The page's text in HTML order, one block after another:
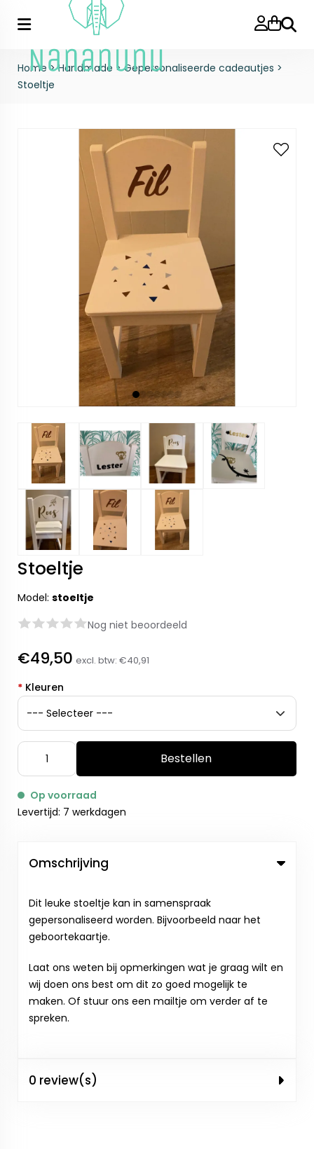
Home>Handmade >Gepersonaliseerde cadeautjes >
Stoeltje
Stoeltje
Model: stoeltje
Nog niet beoordeeld
€49,50 excl. btw: €40,91
* Kleuren
Bestellen
Op voorraad
Levertijd: 7 werkdagen
Omschrijving
Dit leuke stoeltje kan in samenspraak
gepersonaliseerd worden. Bijvoorbeeld naar het
geboortekaartje.
Laat ons weten bij opmerkingen wat je graag wilt en
wij doen ons best om dit zo goed mogelijk te
maken. Of stuur ons een mailtje om verder af te
spreken.
0 review(s)